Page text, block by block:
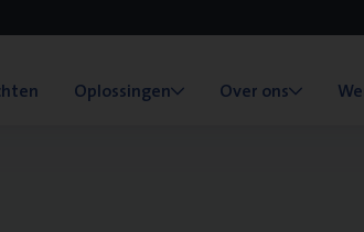
Oplossingen Over ons